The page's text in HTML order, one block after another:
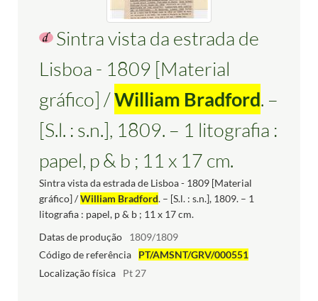
Sintra vista da estrada de
Lisboa - 1809 [Material
gráfico] /William Bradford. –
[S.l. : s.n.], 1809. – 1 litografia :
papel, p & b ; 11 x 17 cm.
Sintra vista da estrada de Lisboa - 1809 [Material
gráfico] /William Bradford. – [S.l. : s.n.], 1809. – 1
litografia : papel, p & b ; 11 x 17 cm.
Datas de produção
1809/1809
Código de referência
PT/AMSNT/GRV/000551
Localização física
Pt 27